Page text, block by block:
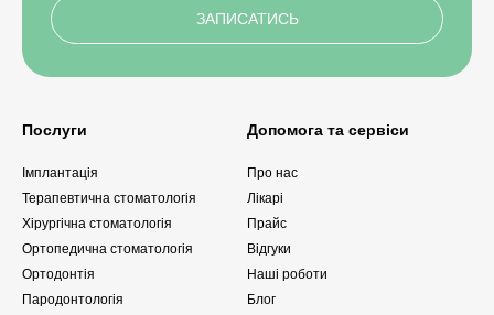
Послуги
Імплантація
Терапевтична стоматологія
Хірургічна стоматологія
Ортопедична стоматологія
Ортодонтія
Пародонтологія
Допомога та сервіси
Про нас
Лікарі
Прайс
Відгуки
Наші роботи
Блог